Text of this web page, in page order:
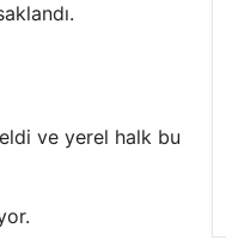
ve yerel halk bu